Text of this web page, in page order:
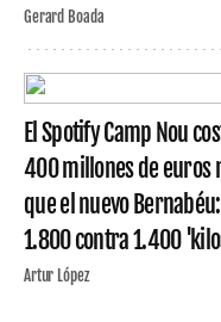
Gerard Boada
El Spotify Camp Nou
400 millones de euros
que el nuevo Bernabéu:
1.800 contra 1.400
Artur López